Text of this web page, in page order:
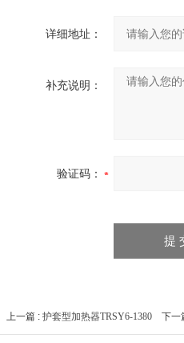
详细地址：
补充说明：
验证码：
上一篇 : 护套型加热器TRSY6-1380 下一